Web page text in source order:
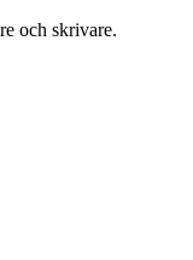
och skrivare.